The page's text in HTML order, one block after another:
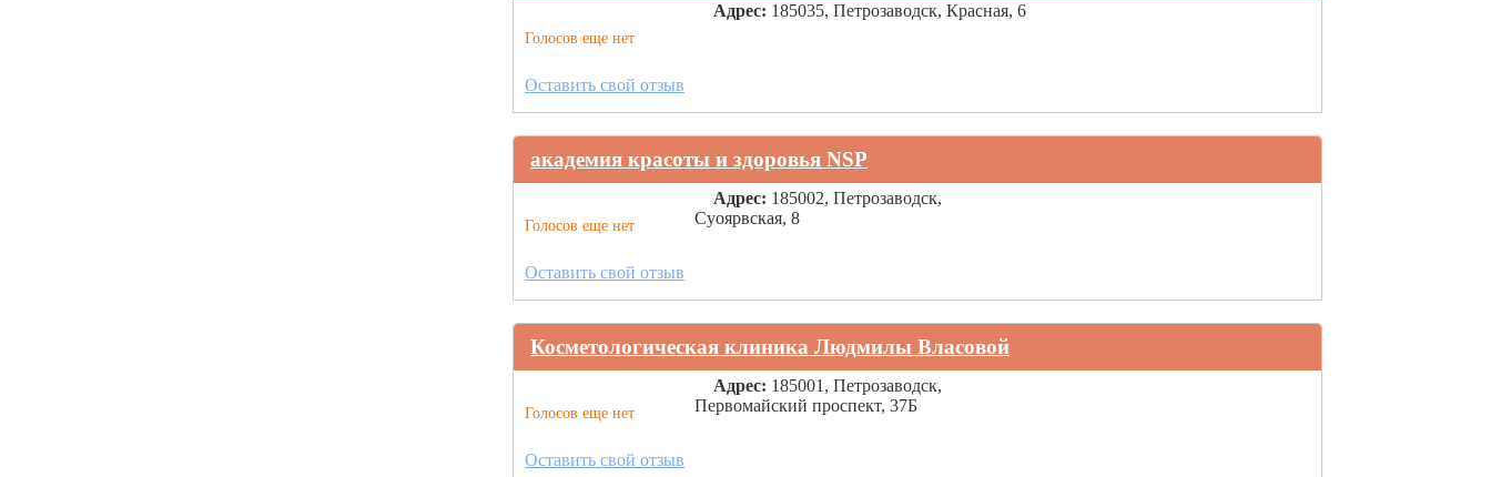
Голосов еще нет
Адрес: 185035, Петрозаводск, Красная, 6
Оставить свой отзыв
академия красоты и здоровья NSP
Голосов еще нет
Адрес: 185002, Петрозаводск,
Суоярвская, 8
Оставить свой отзыв
Косметологическая клиника Людмилы Власовой
Голосов еще нет
Адрес: 185001, Петрозаводск,
Первомайский проспект, 37Б
Оставить свой отзыв